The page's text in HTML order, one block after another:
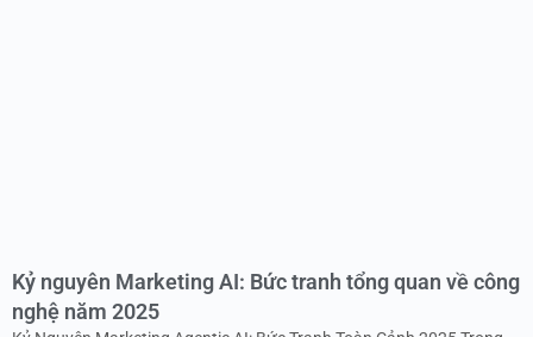
Kỷ nguyên Marketing AI: Bức tranh tổng quan về công
nghệ năm 2025